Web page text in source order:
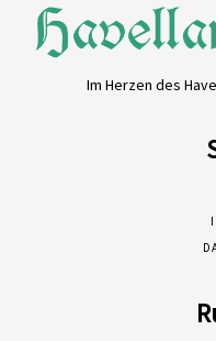
Im Herzen des